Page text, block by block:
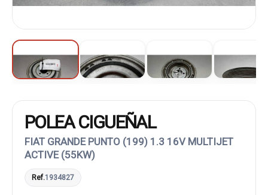
POLEA CIGUEÑAL
FIAT GRANDE PUNTO (199) 1.3 16V MULTIJET
ACTIVE (55KW)
Ref.1934827